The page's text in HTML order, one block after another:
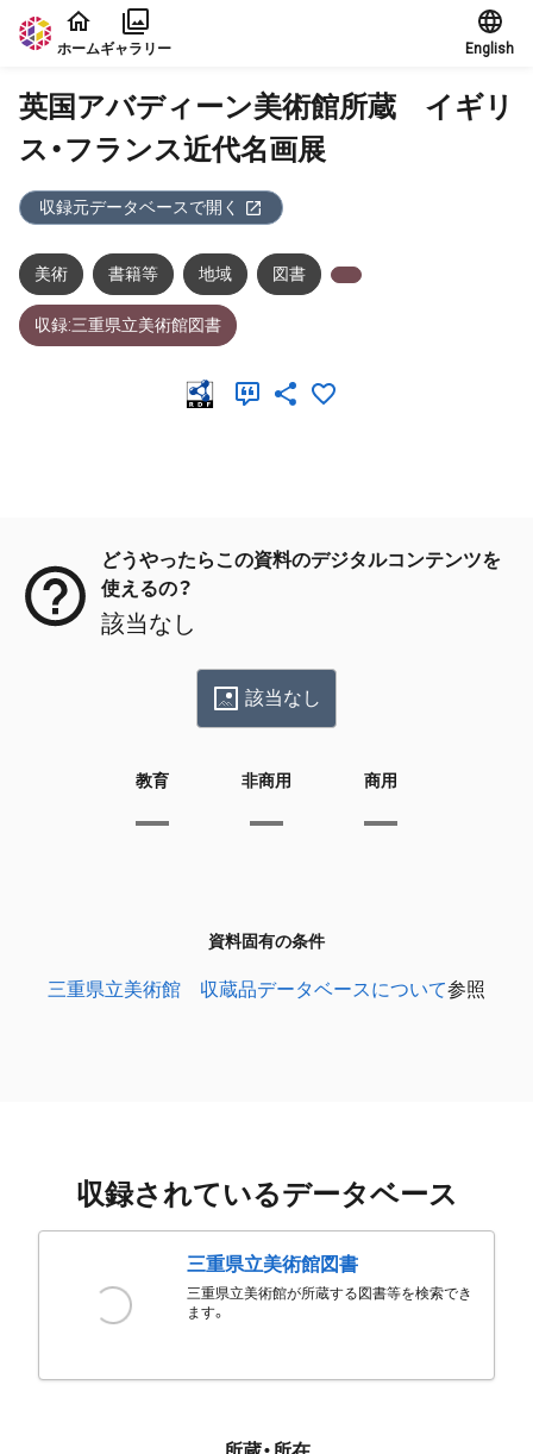
本文に飛ぶ
ホームギャラリー English
英国アバディーン美術館所蔵 イギリ
ス・フランス近代名画展
収録元データベースで開く
美術 書籍等 地域 図書
収録:三重県立美術館図書
どうやったらこの資料のデジタルコンテンツを
使えるの？
該当なし
該当なし
教育 非商用 商用
資料固有の条件
三重県立美術館 収蔵品データベースについて参照
収録されているデータベース
三重県立美術館図書
三重県立美術館が所蔵する図書等を検索でき
ます。